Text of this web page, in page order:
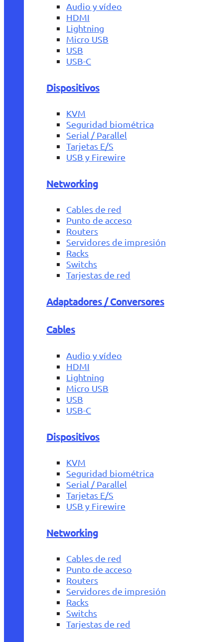
Audio y vídeo
HDMI
Lightning
Micro USB
USB
USB-C
Dispositivos
KVM
Seguridad biométrica
Serial / Parallel
Tarjetas E/S
USB y Firewire
Networking
Cables de red
Punto de acceso
Routers
Servidores de impresión
Racks
Switchs
Tarjestas de red
Adaptadores / Conversores
Cables
Audio y vídeo
HDMI
Lightning
Micro USB
USB
USB-C
Dispositivos
KVM
Seguridad biométrica
Serial / Parallel
Tarjetas E/S
USB y Firewire
Networking
Cables de red
Punto de acceso
Routers
Servidores de impresión
Racks
Switchs
Tarjestas de red